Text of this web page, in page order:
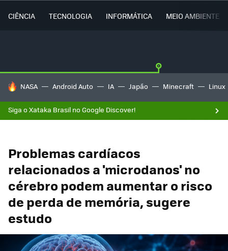
CIÊNCIA TECNOLOGIA INFORMÁTICA MEIO AMBIENTE
TENDÊNCIAS DO DIA
NASA Android Auto IA Japão Minecraft Linux
Siga o Xataka Brasil no Google Discover!
Problemas cardíacos
relacionados a 'microdanos' no
cérebro podem aumentar o risco
de perda de memória, sugere
estudo